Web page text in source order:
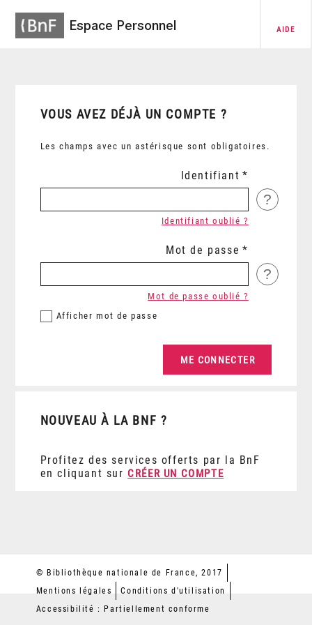
Espace Personnel AIDE
VOUS AVEZ DÉJÀ UN COMPTE ?
Les champs avec un astérisque sont obligatoires.
Identifiant
?
Identifiant oublié ?
Mot de passe
?
Afficher mot de passe
Mot de passe oublié ?
NOUVEAU À LA BNF ?
Profitez des services offerts par la BnF
en cliquant sur CRÉER UN COMPTE
© Bibliothèque nationale de France, 2017
Mentions légales
Conditions d'utilisation
Accessibilité : Partiellement conforme